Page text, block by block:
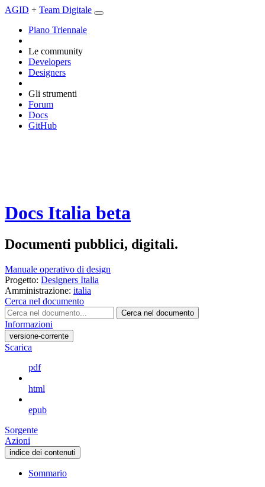
AGID + Team Digitale
Piano Triennale
Le community
Developers
Designers
Gli strumenti
Forum
Docs
GitHub
Docs Italia beta
Documenti pubblici, digitali.
Manuale operativo di design
Progetto: Designers Italia
Amministrazione: italia
Cerca nel documento
Cerca nel documento
Informazioni
versione-corrente
Scarica
pdf
html
epub
Sorgente
Azioni
indice dei contenuti
Sommario